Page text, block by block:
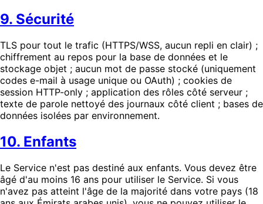
9. Sécurité
TLS pour tout le trafic (HTTPS/WSS, aucun repli en clair) ;
chiffrement au repos pour la base de données et le
stockage objet ; aucun mot de passe stocké (uniquement
codes e-mail à usage unique ou OAuth) ; cookies de
session HTTP-only ; application des rôles côté serveur ;
texte de parole nettoyé des journaux côté client ; bases de
données isolées par environnement.
10. Enfants
Le Service n'est pas destiné aux enfants. Vous devez être
âgé d'au moins 16 ans pour utiliser le Service. Si vous
n'avez pas atteint l'âge de la majorité dans votre pays (18